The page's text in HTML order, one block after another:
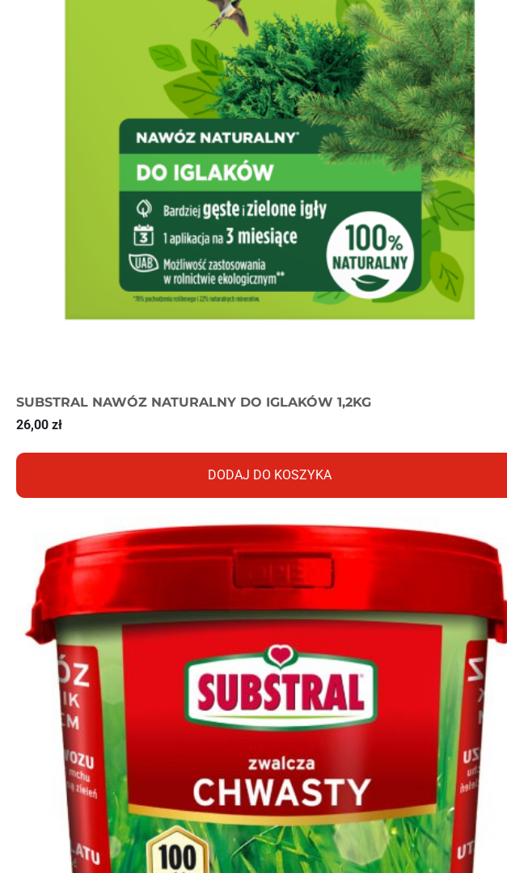
SUBSTRAL NAWÓZ NATURALNY DO IGLAKÓW 1,2KG
26,00 zł
DODAJ DO KOSZYKA